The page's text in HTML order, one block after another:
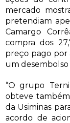
mercado
pretendiam
Camargo
compra dos
preço pago por
um desembolso
“O grupo
obteve
da Usiminas
acordo de